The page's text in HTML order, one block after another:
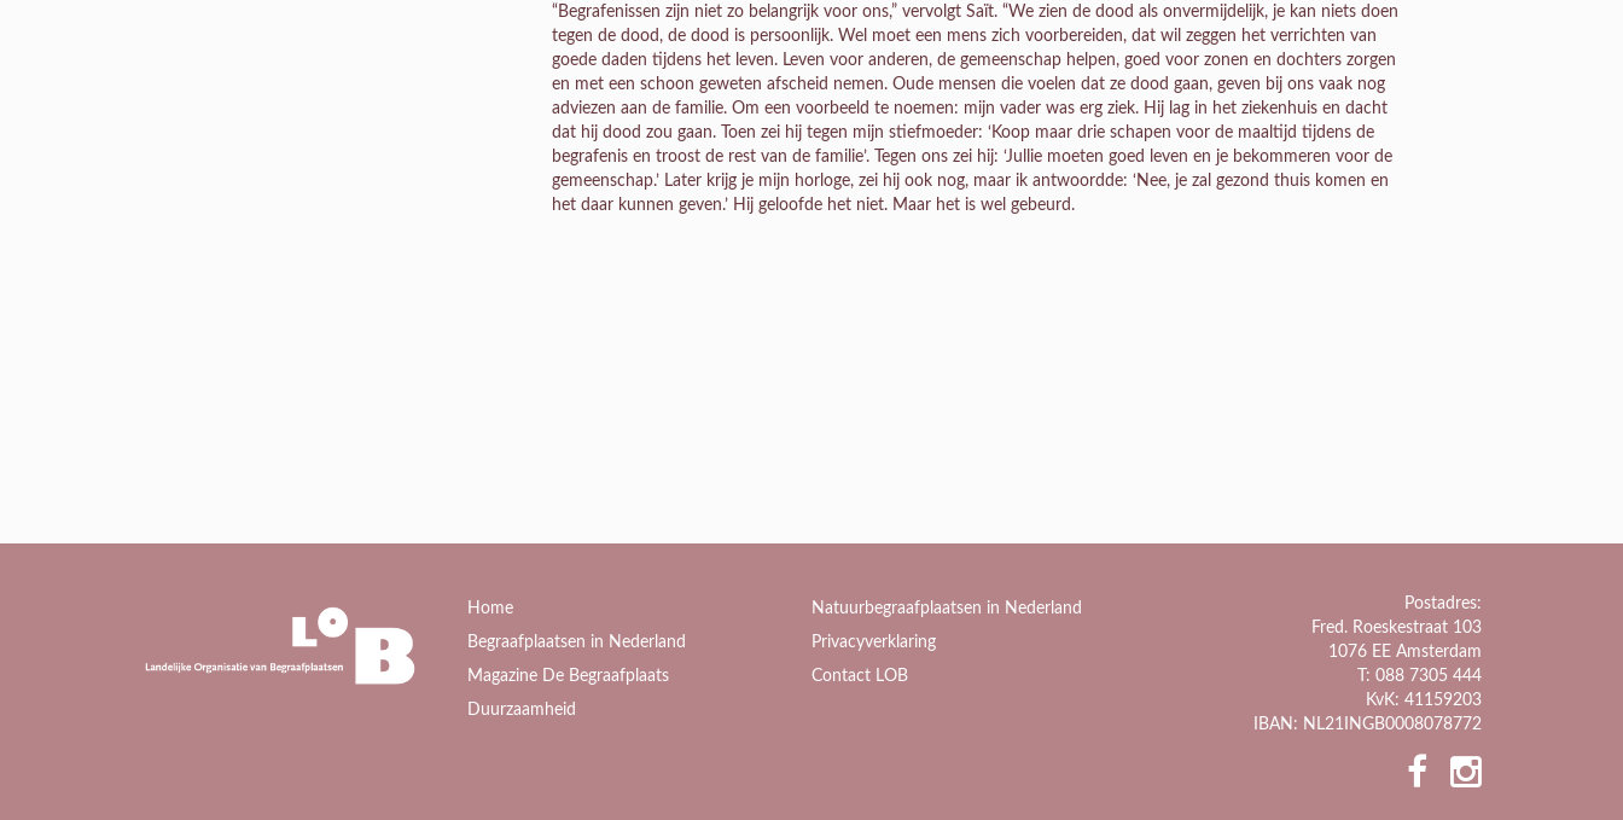
“Begrafenissen zijn niet zo belangrijk voor ons,” vervolgt Saït. “We zien de dood als onvermijdelijk, je kan niets doen
tegen de dood, de dood is persoonlijk. Wel moet een mens zich voorbereiden, dat wil zeggen het verrichten van
goede daden tijdens het leven. Leven voor anderen, de gemeenschap helpen, goed voor zonen en dochters zorgen
en met een schoon geweten afscheid nemen. Oude mensen die voelen dat ze dood gaan, geven bij ons vaak nog
adviezen aan de familie. Om een voorbeeld te noemen: mijn vader was erg ziek. Hij lag in het ziekenhuis en dacht
dat hij dood zou gaan. Toen zei hij tegen mijn stiefmoeder: ‘Koop maar drie schapen voor de maaltijd tijdens de
begrafenis en troost de rest van de familie’. Tegen ons zei hij: ‘Jullie moeten goed leven en je bekommeren voor de
gemeenschap.’ Later krijg je mijn horloge, zei hij ook nog, maar ik antwoordde: ‘Nee, je zal gezond thuis komen en
het daar kunnen geven.’ Hij geloofde het niet. Maar het is wel gebeurd.
Home
Begraafplaatsen in Nederland
Magazine De Begraafplaats
Duurzaamheid
Natuurbegraafplaatsen in Nederland
Privacyverklaring
Contact LOB
Postadres:
Fred. Roeskestraat 103
1076 EE Amsterdam
T: 088 7305 444
KvK: 41159203
IBAN: NL21INGB0008078772